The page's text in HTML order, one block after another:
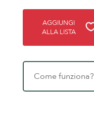
AGGIUNGI
ALLA LISTA
Come funziona?